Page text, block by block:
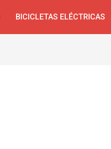
BICICLETAS ELÉCTRICAS